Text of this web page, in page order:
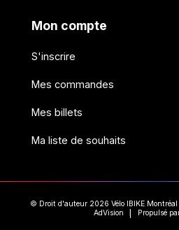
Mon compte
S'inscrire
Mes commandes
Mes billets
Ma liste de souhaits
© Droit d'auteur 2026 Vélo IBIKE Montréal
AdVision
Propulsé